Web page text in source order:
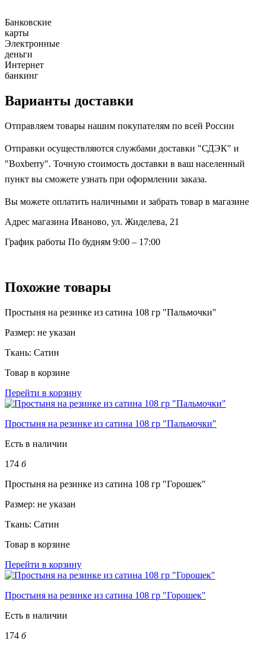
Банковские
карты
Электронные
деньги
Интернет
банкинг
Варианты доставки
Отправляем товары нашим покупателям по всей России
Отправки осуществляются службами доставки "СДЭК" и
"Boxberry". Точную стоимость доставки в ваш населенный
пункт вы сможете узнать при оформлении заказа.
Вы можете оплатить наличными и забрать товар в магазине
Адрес магазина Иваново, ул. Жиделева, 21
График работы По будням 9:00 – 17:00
Похожие товары
Простыня на резинке из сатина 108 гр "Пальмочки"
Размер: не указан
Ткань: Сатин
Товар в корзине
Перейти в корзину
Простыня на резинке из сатина 108 гр "Пальмочки"
Есть в наличии
174 б
Простыня на резинке из сатина 108 гр "Горошек"
Размер: не указан
Ткань: Сатин
Товар в корзине
Перейти в корзину
Простыня на резинке из сатина 108 гр "Горошек"
Есть в наличии
174 б